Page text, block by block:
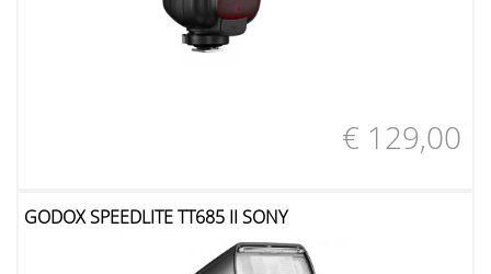
€ 129,00
GODOX SPEEDLITE TT685 II SONY